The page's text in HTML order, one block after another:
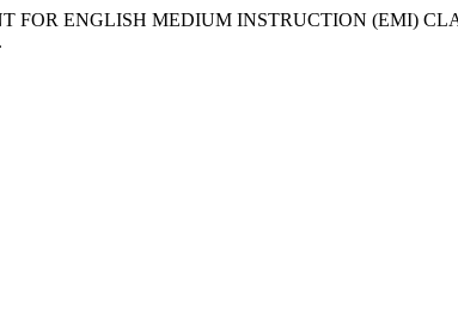
FOR ENGLISH MEDIUM INSTRUCTION (EMI)